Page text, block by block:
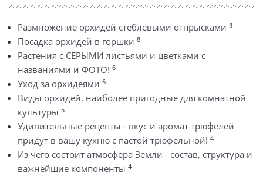
Размножение орхидей стеблевыми отпрысками 8
Посадка орхидей в горшки 8
Растения с СЕРЫМИ листьями и цветками с
названиями и ФОТО! 6
Уход за орхидеями 6
Виды орхидей, наиболее пригодные для комнатной
культуры 5
Удивительные рецепты - вкус и аромат трюфелей
придут в вашу кухню с пастой трюфельной! 4
Из чего состоит атмосфера Земли - состав, структура и
важнейшие компоненты 4